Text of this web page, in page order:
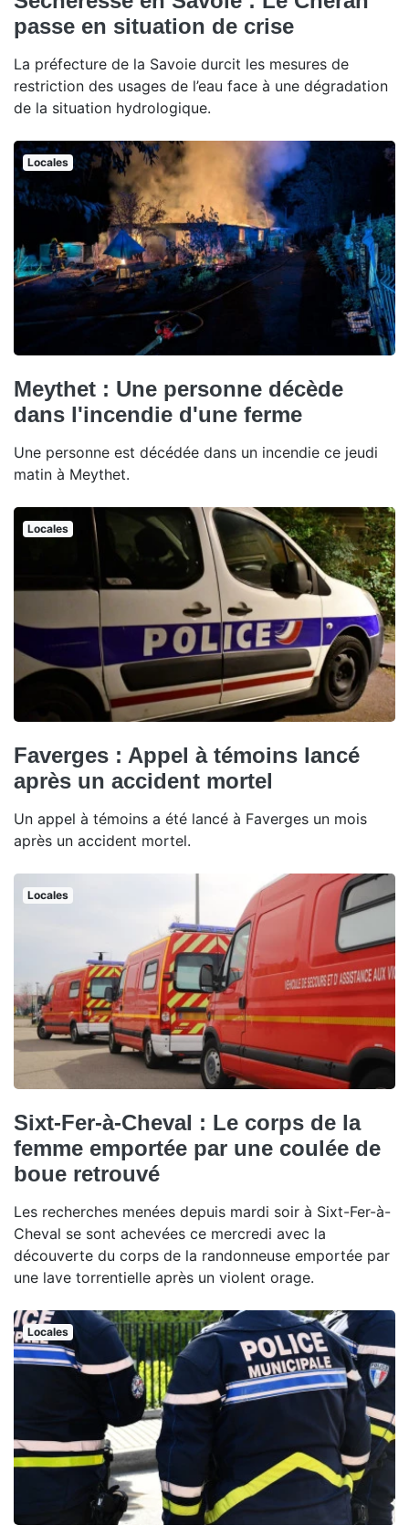
passe en situation de crise
La préfecture de la Savoie durcit les mesures de
restriction des usages de l’eau face à une dégradation
de la situation hydrologique.
Locales
Meythet : Une personne décède
dans l'incendie d'une ferme
Une personne est décédée dans un incendie ce jeudi
matin à Meythet.
Locales
Faverges : Appel à témoins lancé
après un accident mortel
Un appel à témoins a été lancé à Faverges un mois
après un accident mortel.
Locales
Sixt-Fer-à-Cheval : Le corps de la
femme emportée par une coulée de
boue retrouvé
Les recherches menées depuis mardi soir à Sixt-Fer-à-
Cheval se sont achevées ce mercredi avec la
découverte du corps de la randonneuse emportée par
une lave torrentielle après un violent orage.
Locales